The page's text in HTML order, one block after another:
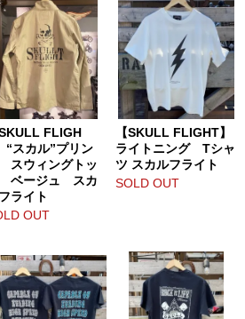
SKULL FLIGH
“スカル”プリン
スウィングトッ
ベージュ スカ
ライト
OUT
【SKULL FLIGHT】
ライトニング Tシャ
ツ スカルフライト
SOLD OUT